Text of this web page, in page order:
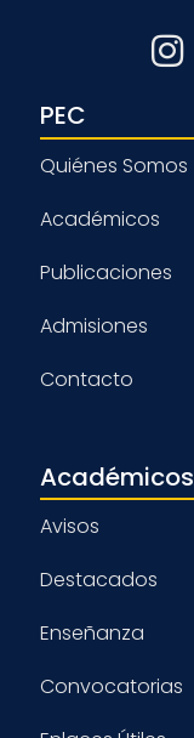
PEC
Quiénes Somos
Académicos
Publicaciones
Admisiones
Contacto
Académicos
Avisos
Destacados
Enseñanza
Convocatorias